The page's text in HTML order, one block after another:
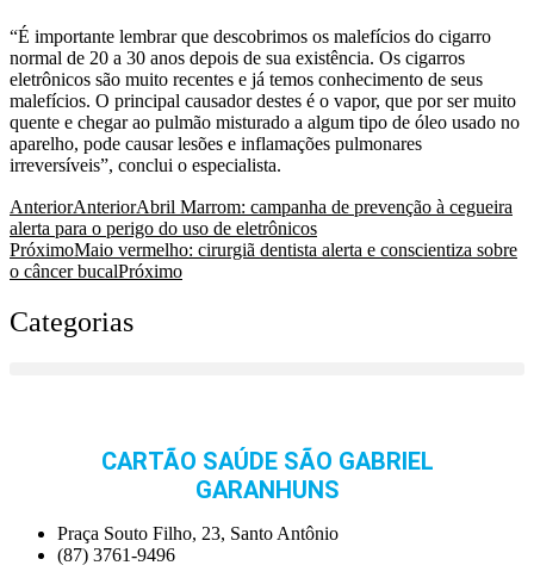
“É importante lembrar que descobrimos os malefícios do cigarro
normal de 20 a 30 anos depois de sua existência. Os cigarros
eletrônicos são muito recentes e já temos conhecimento de seus
malefícios. O principal causador destes é o vapor, que por ser muito
quente e chegar ao pulmão misturado a algum tipo de óleo usado no
aparelho, pode causar lesões e inflamações pulmonares
irreversíveis”, conclui o especialista.
AnteriorAnteriorAbril Marrom: campanha de prevenção à cegueira
alerta para o perigo do uso de eletrônicos
PróximoMaio vermelho: cirurgiã dentista alerta e conscientiza sobre
o câncer bucalPróximo
Categorias
CARTÃO SAÚDE SÃO GABRIEL
GARANHUNS
Praça Souto Filho, 23, Santo Antônio
(87) 3761-9496